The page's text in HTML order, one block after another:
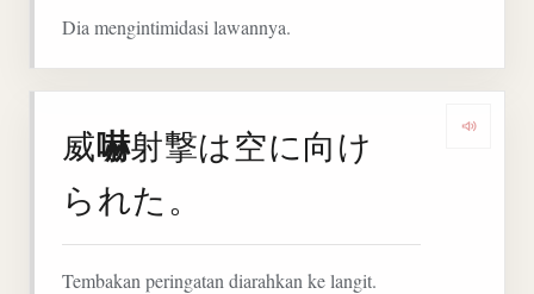
Dia mengintimidasi lawannya.
威嚇射撃は空に向け
られた。
Tembakan peringatan diarahkan ke langit.